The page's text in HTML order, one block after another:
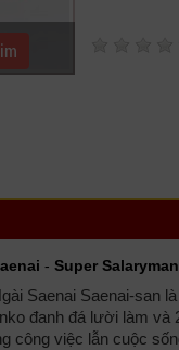
- Super
Saenai Saenai-san
đanh đá lười làm
công việc lẫn cuộc